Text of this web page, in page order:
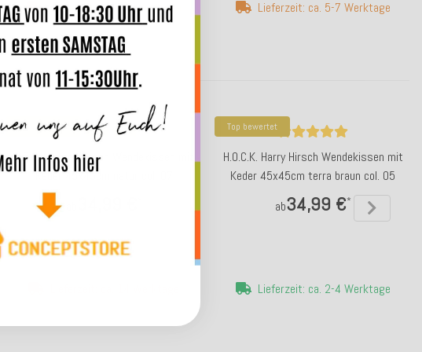
Lieferzeit: ca. 5-7 Werktage Lieferzeit: ca. 5-7 Werktage
Top bewertet
H.O.C.K. Harry Hirsch Wendekissen mit
Keder 45x45cm natur col. 07
Top bewertet
H.O.C.K. Harry Hirsch Wendekissen mit
Keder 45x45cm terra braun col. 05
ab34,99 €*
Lieferzeit: ca. 2-4 Werktage